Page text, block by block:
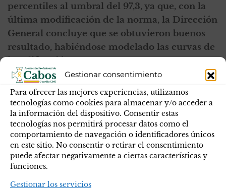
Gestionar consentimiento
Para ofrecer las mejores experiencias, utilizamos
tecnologías como cookies para almacenar y/o acceder a
la información del dispositivo. Consentir estas
tecnologías nos permitirá procesar datos como el
comportamiento de navegación o identificadores únicos
en este sitio. No consentir o retirar el consentimiento
puede afectar negativamente a ciertas características y
funciones.
Gestionar los servicios
percentiles al umbral del 97,3, ya que, con la
última modificación de la norma, la Dirección
General concluye que se obtuvieron buenos
resultado, habiéndose modelado las curvas de
la calificación.
¿Qué quiere modificar la Dirección General en
esta Orden General?
Se van a proponer cambios en los umbrales
para que casi todos los percentiles se dirijan al
estándar.
También se modifica el grupo 4 (nota
desfavorable) introduciendo en este grupo el
PIDEGUCI. Se incluyen una disposición